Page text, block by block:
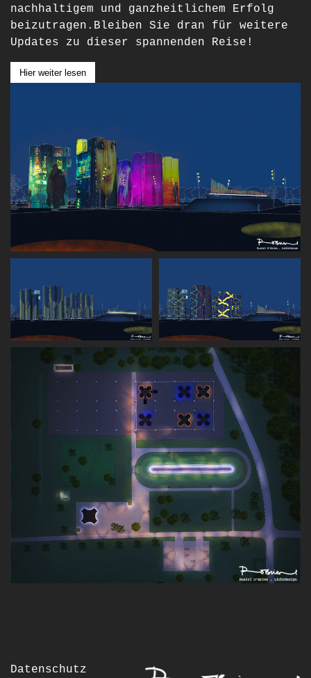
nachhaltigem und ganzheitlichem Erfolg
beizutragen.Bleiben Sie dran für weitere
Updates zu dieser spannenden Reise!
Hier weiter lesen
Datenschutz